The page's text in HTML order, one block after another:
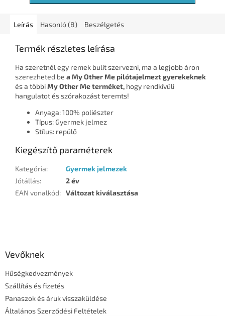
Leírás Hasonló (8) Beszélgetés
Termék részletes leírása
Ha szeretnél egy remek bulit szervezni, ma a legjobb áron
szerezheted be a My Other Me pilótajelmezt gyerekeknek
és a többiMy Other Me terméket, hogy rendkívüli
hangulatot és szórakozást teremts!
Anyaga: 100% poliészter
Típus: Gyermek jelmez
Stílus: repülő
Kiegészítő paraméterek
Kategória:
Gyermek jelmezek
Jótállás:
2 év
EAN vonalkód: Változat kiválasztása
Vevőknek
Hűségkedvezmények
Szállítás és fizetés
Panaszok és áruk visszaküldése
Általános Szerződési Feltételek